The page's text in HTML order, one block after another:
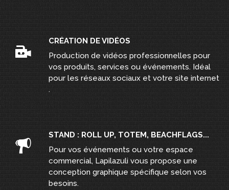
CRÉATION DE VIDÉOS
Production de vidéos professionnelles pour
vos produits, services ou événements. Idéal
pour les réseaux sociaux et votre site internet
.
STAND : ROLL UP, TOTEM, BEACHFLAGS...
Pour vos événements ou votre espace
commercial, Lapilazuli vous propose une
conception graphique spécifique selon vos
besoins.